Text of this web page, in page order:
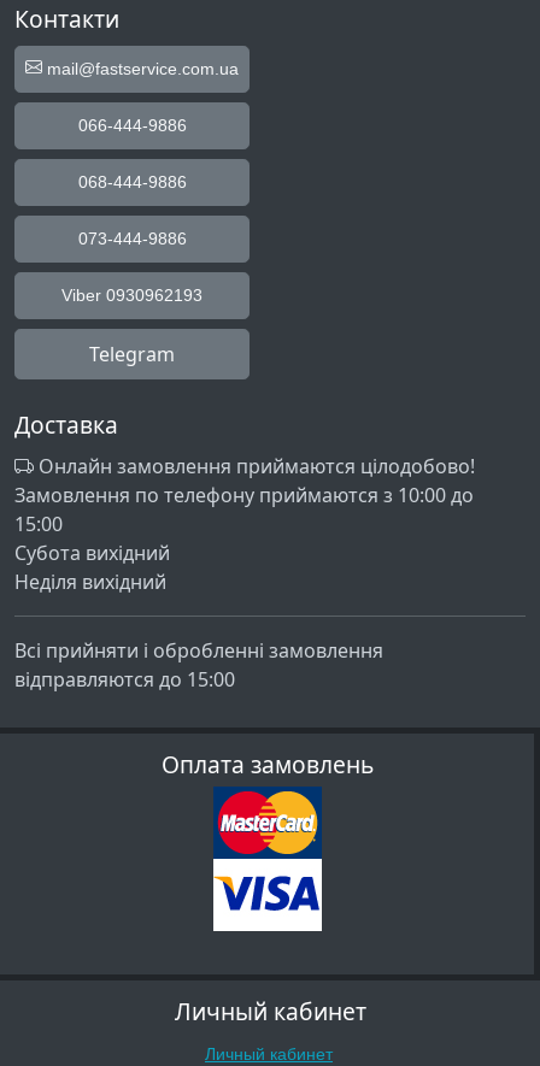
MO5244PA/4Q0 RO5259R1/4Q0 RO5243T1/4Q0
TW5243HO/4Q0 MO524401/4Q0 RO5255IA/4Q0
RO522121/4Q0 RO5253OA/4Q0 RO52434A/4Q0
RO5285EA/4Q0 RO5295R1/4Q0 MO5231PA/4Q0
RO524321/4Q0
Контакти
mail@fastservice.com.ua
066-444-9886
068-444-9886
073-444-9886
Viber 0930962193
Telegram
Доставка
Онлайн замовлення приймаются цілодобово!
Замовлення по телефону приймаются з 10:00 до
15:00
Субота вихідний
Неділя вихідний
Всі прийняти і обробленні замовлення
відправляются до 15:00
Оплата замовлень
Личный кабинет
Личный кабинет